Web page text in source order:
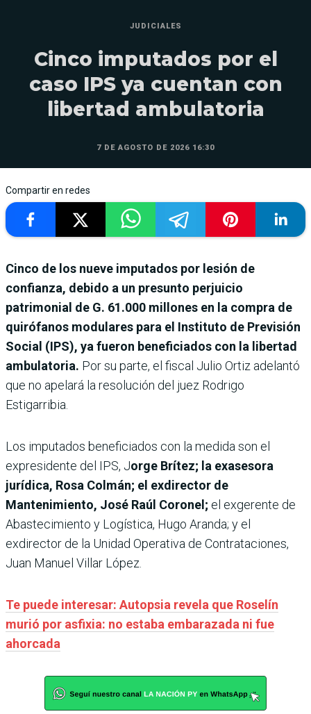
JUDICIALES
Cinco imputados por el
caso IPS ya cuentan con
libertad ambulatoria
7 DE AGOSTO DE 2026 16:30
Compartir en redes
Cinco de los nueve imputados por lesión de
confianza, debido a un presunto perjuicio
patrimonial de G. 61.000 millones en la compra de
quirófanos modulares para el Instituto de Previsión
Social (IPS), ya fueron beneficiados con la libertad
ambulatoria. Por su parte, el fiscal Julio Ortiz adelantó
que no apelará la resolución del juez Rodrigo
Estigarribia.
Los imputados beneficiados con la medida son el
expresidente del IPS, Jorge Brítez; la exasesora
jurídica, Rosa Colmán; el exdirector de
Mantenimiento, José Raúl Coronel; el exgerente de
Abastecimiento y Logística, Hugo Aranda; y el
exdirector de la Unidad Operativa de Contrataciones,
Juan Manuel Villar López.
Te puede interesar: Autopsia revela que Roselín
murió por asfixia: no estaba embarazada ni fue
ahorcada